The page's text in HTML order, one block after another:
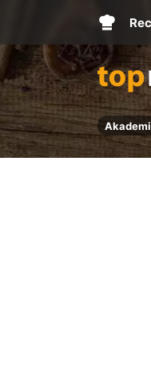
Hlavní
stránka